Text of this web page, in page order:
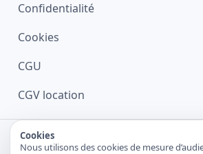
Confidentialité
Cookies
CGU
CGV location
© 2026 Lokapp.fr — Tous droits réservés
Robots
• Sitemap • LLMs
Cookies
Nous utilisons des cookies de mesure